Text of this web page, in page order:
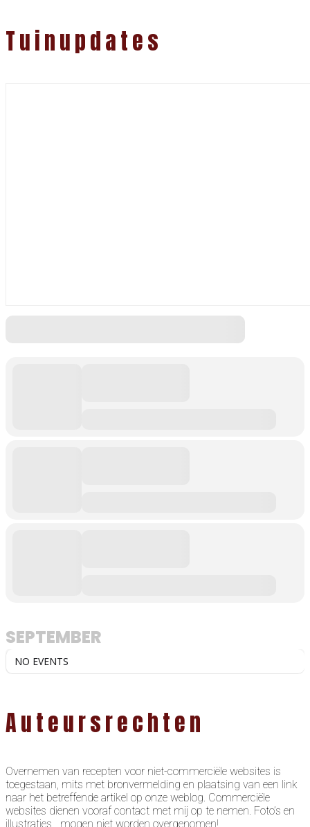
Tuinupdates
SEPTEMBER
NO EVENTS
Auteursrechten
Overnemen van recepten voor niet-commerciële websites is
toegestaan, mits met bronvermelding en plaatsing van een link
naar het betreffende artikel op onze weblog. Commerciële
websites dienen vooraf contact met mij op te nemen. Foto’s en
illustraties mogen niet worden overgenomen!